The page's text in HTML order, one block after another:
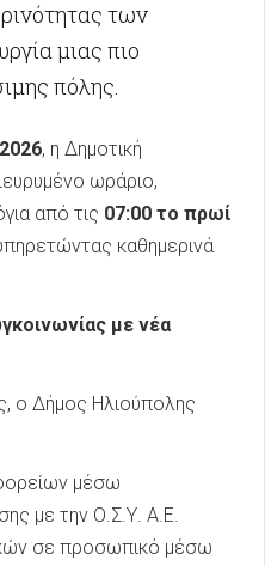
των
μιας πιο
πόλης.
, η Δημοτική
ωράριο,
από τις 07:00 το πρωί
καθημερινά
με νέα
ο Δήμος Ηλιούπολης
μέσω
με την Ο.Σ.Υ. Α.Ε.
σε προσωπικό μέσω